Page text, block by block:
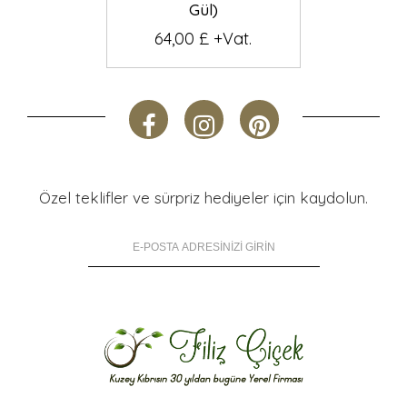
Gül)
64,00 £ +Vat.
Özel teklifler ve sürpriz hediyeler için kaydolun.